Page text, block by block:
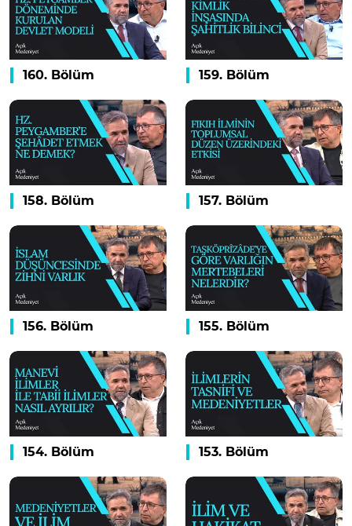
160. Bölüm 159. Bölüm
158. Bölüm 157. Bölüm
156. Bölüm 155. Bölüm
154. Bölüm 153. Bölüm